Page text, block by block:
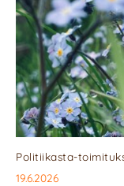
Politiikasta-
19.6.2026